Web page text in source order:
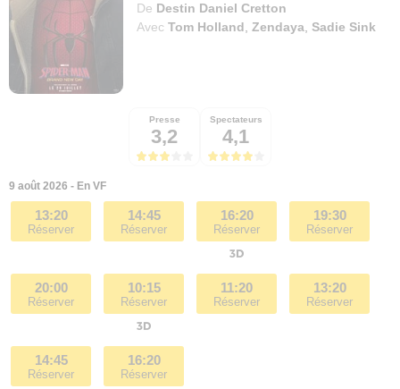
De Destin Daniel Cretton
Avec Tom Holland ,Zendaya ,Sadie Sink
Presse
3,2
Spectateurs
4,1
9 août 2026 - En VF
13:20
Réserver
14:45
Réserver
16:20
Réserver
19:30
Réserver
20:00
Réserver
10:15
Réserver
11:20
Réserver
13:20
Réserver
14:45
Réserver
16:20
Réserver